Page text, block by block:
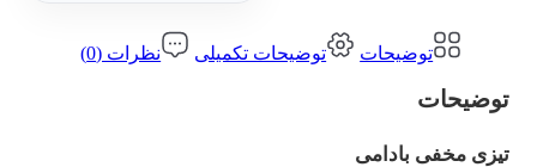
توضیحات توضیحات تکمیلی نظرات (0)
توضیحات
تیزی مخفی بادامی